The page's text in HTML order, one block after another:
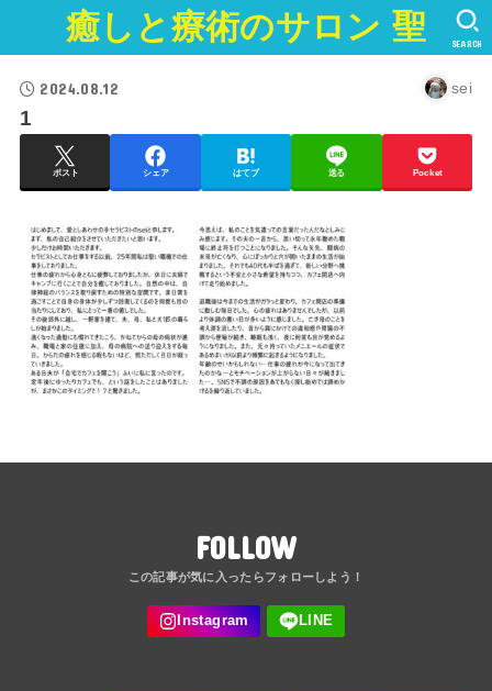
癒しと療術のサロン 聖 SEARCH
2024.08.12 sei
1
ポスト シェア はてブ 送る Pocket
FOLLOW